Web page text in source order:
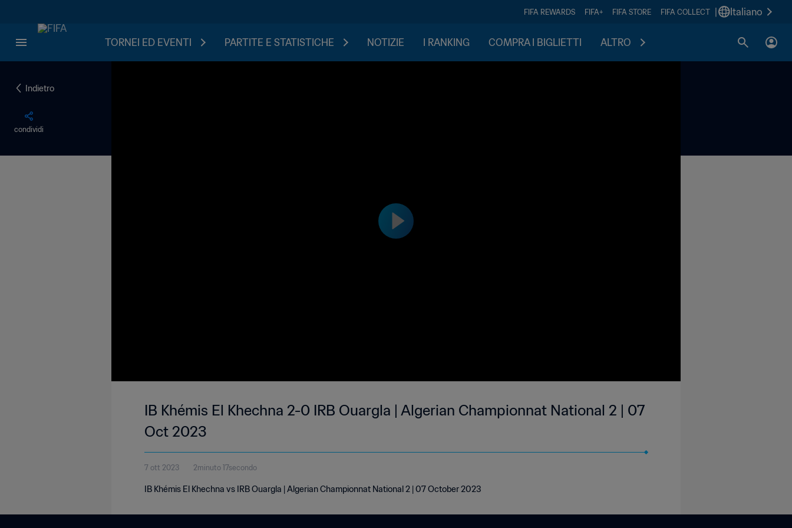
FIFA REWARDS FIFA+ FIFA STORE FIFA COLLECT Italiano
TORNEI ED EVENTI PARTITE E STATISTICHE NOTIZIE I RANKING COMPRA I BIGLIETTI ALTRO
Indietro
condividi
IB Khémis El Khechna 2-0 IRB Ouargla | Algerian Championnat National 2 | 07
Oct 2023
7 ott 2023 2minuto 17secondo
IB Khémis El Khechna vs IRB Ouargla | Algerian Championnat National 2 | 07 October 2023